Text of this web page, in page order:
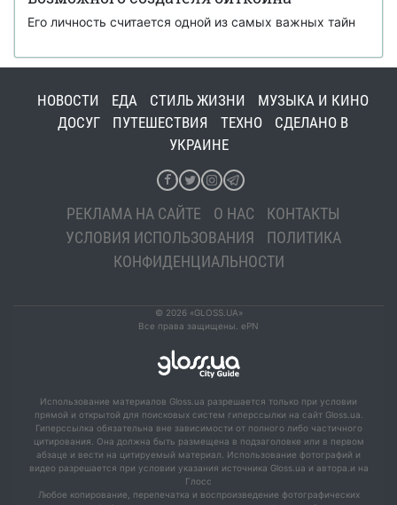
Его личность считается одной из самых важных тайн
НОВОСТИ ЕДА СТИЛЬ ЖИЗНИ
МУЗЫКА И КИНО
ДОСУГ
ПУТЕШЕСТВИЯ ТЕХНО
СДЕЛАНО В
УКРАИНЕ
РЕКЛАМА НА САЙТЕ О НАС
КОНТАКТЫ
УСЛОВИЯ ИСПОЛЬЗОВАНИЯ
ПОЛИТИКА
КОНФИДЕНЦИАЛЬНОСТИ
© 2026 «GLOSS.UA»
Все права защищены. ePN
Использование материалов Gloss.ua разрешается только при условии
прямой и открытой для поисковых систем гиперссылки на сайт Gloss.ua.
Гиперссылка обязательна вне зависимости от полного либо частичного
цитирования. Она должна быть размещена в подзаголовке или в первом
абзаце и вести на цитируемый материал. Использование фотографий и
видео разрешается при условии указания источника Gloss.ua и автора.и на
Глосс
Любое копирование, перепечатка и воспроизведение фотографических